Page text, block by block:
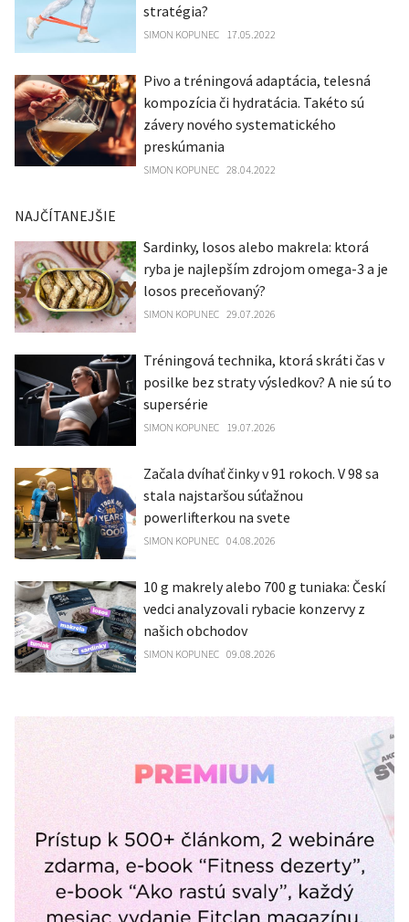
stratégia?
SIMON KOPUNEC 17.05.2022
Pivo a tréningová adaptácia, telesná
kompozícia či hydratácia. Takéto sú
závery nového systematického
preskúmania
SIMON KOPUNEC 28.04.2022
NAJČÍTANEJŠIE
Sardinky, losos alebo makrela: ktorá
ryba je najlepším zdrojom omega-3 a je
losos preceňovaný?
SIMON KOPUNEC 29.07.2026
Tréningová technika, ktorá skráti čas v
posilke bez straty výsledkov? A nie sú to
supersérie
SIMON KOPUNEC 19.07.2026
Začala dvíhať činky v 91 rokoch. V 98 sa
stala najstaršou súťažnou
powerlifterkou na svete
SIMON KOPUNEC 04.08.2026
10 g makrely alebo 700 g tuniaka: Českí
vedci analyzovali rybacie konzervy z
našich obchodov
SIMON KOPUNEC 09.08.2026